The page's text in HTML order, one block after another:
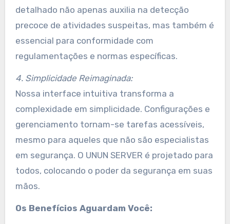
detalhado não apenas auxilia na detecção
precoce de atividades suspeitas, mas também é
essencial para conformidade com
regulamentações e normas específicas.
4. Simplicidade Reimaginada:
Nossa interface intuitiva transforma a
complexidade em simplicidade. Configurações e
gerenciamento tornam-se tarefas acessíveis,
mesmo para aqueles que não são especialistas
em segurança. O UNUN SERVER é projetado para
todos, colocando o poder da segurança em suas
mãos.
Os Benefícios Aguardam Você: